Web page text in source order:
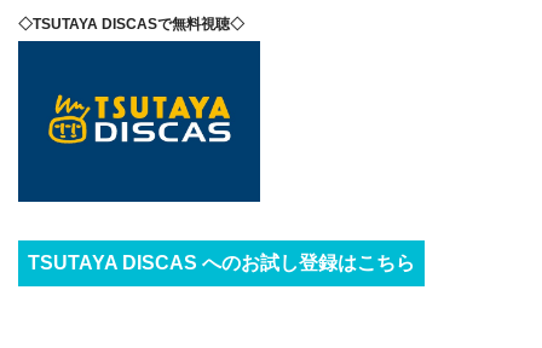
◇TSUTAYA DISCASで無料視聴◇
TSUTAYA DISCAS へのお試し登録はこちら